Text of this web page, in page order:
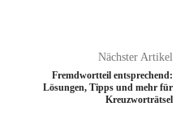
Nächster Artikel
Fremdwortteil entsprechend:
Lösungen, Tipps und mehr für
Kreuzworträtsel